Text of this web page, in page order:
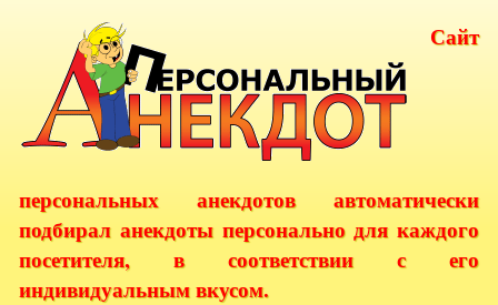
Сайт
персональных анекдотов автоматически
подбирал анекдоты персонально для каждого
посетителя, в соответствии с его
индивидуальным вкусом.